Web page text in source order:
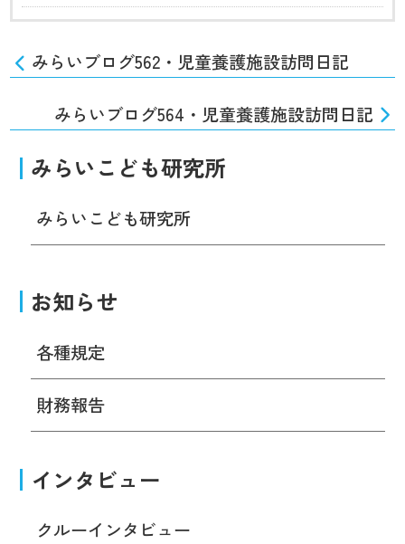
みらいブログ562・児童養護施設訪問日記
みらいブログ564・児童養護施設訪問日記
みらいこども研究所
みらいこども研究所
お知らせ
各種規定
財務報告
インタビュー
クルーインタビュー